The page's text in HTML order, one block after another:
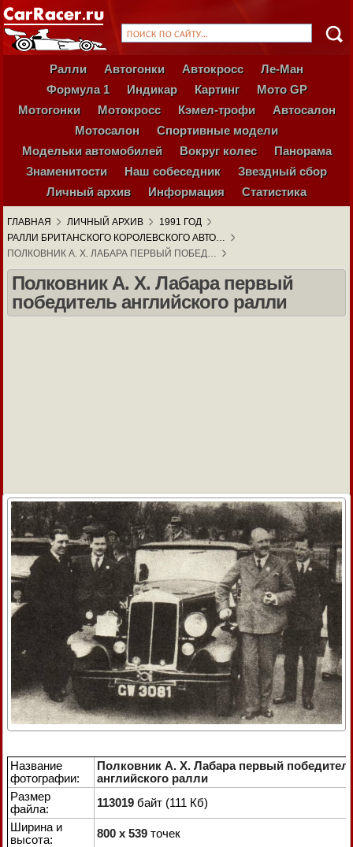
Ралли Автогонки Автокросс
Ле-Ман
Формула 1
Индикар Картинг
Мото GP
Мотогонки
Мотокросс Кэмел-трофи
Автосалон
Мотосалон
Спортивные модели
Модельки автомобилей
Вокруг колес
Панорама
Знаменитости
Наш собеседник
Звездный сбор
Личный архив
Информация Статистика
ГЛАВНАЯ ЛИЧНЫЙ АРХИВ
1991 ГОД
РАЛЛИ БРИТАНСКОГО КОРОЛЕВСКОГО АВТО…
ПОЛКОВНИК А. X. ЛАБАРА ПЕРВЫЙ ПОБЕД…
Полковник А. X. Лабара первый
победитель английского ралли
Название
фотографии:
Полковник А. X. Лабара первый
английского ралли
Размер
файла:
113019 байт (111 Кб)
Ширина и
высота:
800 x 539 точек